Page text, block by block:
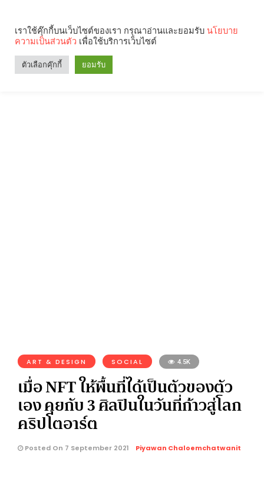
ART & DESIGN SOCIAL 4.5K
เมื่อ NFT ให้พื้นที่ได้เป็นตัวของตัว
เอง คุยกับ 3 ศิลปินในวันที่ก้าวสู่โลก
คริปโตอาร์ต
Posted On 7 September 2021 Piyawan Chaloemchatwanit
เราใช้คุ๊กกี้บนเว็บไซต์ของเรา กรุณาอ่านและยอมรับ นโยบาย
ความเป็นส่วนตัว เพื่อใช้บริการเว็บไซต์
ตัวเลือกคุ๊กกี้ ยอมรับ